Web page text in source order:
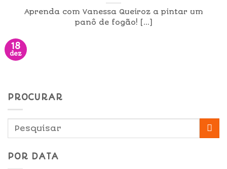
Aprenda com Vanessa Queiroz a pintar um
panô de fogão! [...]
18
dez
PROCURAR
POR DATA